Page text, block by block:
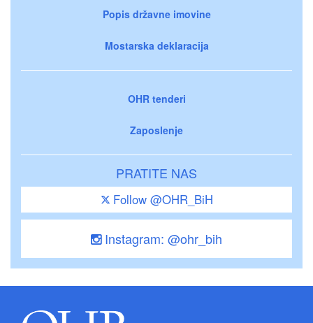
Popis državne imovine
Mostarska deklaracija
OHR tenderi
Zaposlenje
PRATITE NAS
Follow @OHR_BiH
Instagram: @ohr_bih